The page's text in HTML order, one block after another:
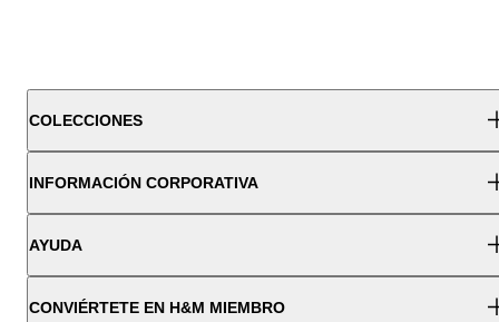
COLECCIONES
INFORMACIÓN CORPORATIVA
AYUDA
CONVIÉRTETE EN H&M MIEMBRO